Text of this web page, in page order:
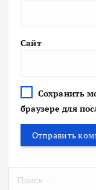
Сайт
Сохранить
браузере для